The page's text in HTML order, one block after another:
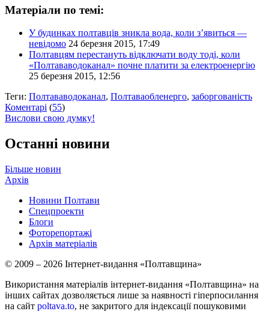
Матеріали по темі:
У будинках полтавців зникла вода, коли з’явиться —
невідомо 24 березня 2015, 17:49
Полтавцям перестануть відключати воду тоді, коли
«Полтававодоканал» почне платити за електроенергію
25 березня 2015, 12:56
Теги: Полтававодоканал, Полтаваобленерго, заборгованість
Коментарі (55)
Вислови свою думку!
Останні новини
Більше новин
Архів
Новини Полтави
Спецпроекти
Блоги
Фоторепортажі
Архів матеріалів
© 2009 – 2026 Інтернет-видання «Полтавщина»
Використання матеріалів інтернет-видання «Полтавщина» на
інших сайтах дозволяється лише за наявності гіперпосилання
на сайт poltava.to, не закритого для індексації пошуковими